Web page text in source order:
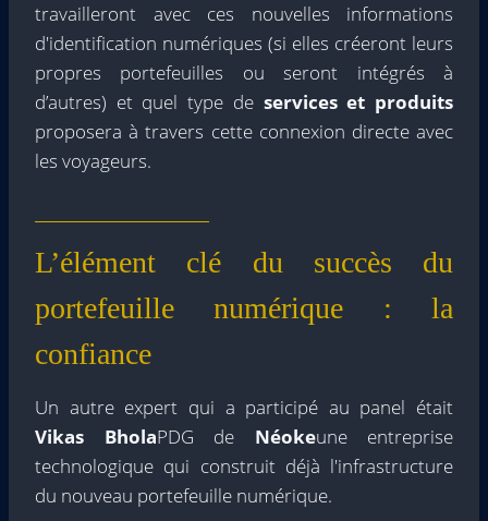
travailleront avec ces nouvelles informations
d'identification numériques (si elles créeront leurs
propres portefeuilles ou seront intégrés à
d’autres) et quel type de services et produits
proposera à travers cette connexion directe avec
les voyageurs.
L’élément clé du succès du
portefeuille numérique : la
confiance
Un autre expert qui a participé au panel était
Vikas BholaPDG de Néokeune entreprise
technologique qui construit déjà l'infrastructure
du nouveau portefeuille numérique.